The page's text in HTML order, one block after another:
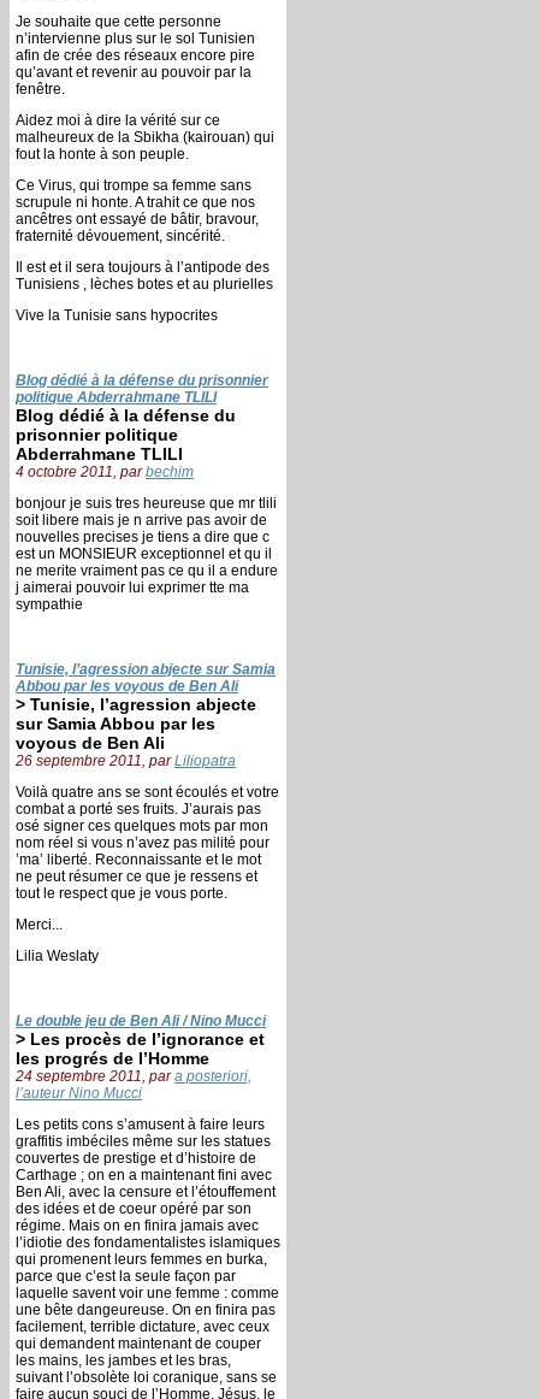
Je souhaite que cette personne
n’intervienne plus sur le sol Tunisien
afin de crée des réseaux encore pire
qu’avant et revenir au pouvoir par la
fenêtre.
Aidez moi à dire la vérité sur ce
malheureux de la Sbikha (kairouan) qui
fout la honte à son peuple.
Ce Virus, qui trompe sa femme sans
scrupule ni honte. A trahit ce que nos
ancêtres ont essayé de bâtir, bravour,
fraternité dévouement, sincérité.
Il est et il sera toujours à l’antipode des
Tunisiens , lèches botes et au plurielles
Vive la Tunisie sans hypocrites
Blog dédié à la défense du prisonnier
politique Abderrahmane TLILI
Blog dédié à la défense du
prisonnier politique
Abderrahmane TLILI
4 octobre 2011, parbechim
bonjour je suis tres heureuse que mr tlili
soit libere mais je n arrive pas avoir de
nouvelles precises je tiens a dire que c
est un MONSIEUR exceptionnel et qu il
ne merite vraiment pas ce qu il a endure
j aimerai pouvoir lui exprimer tte ma
sympathie
Tunisie, l’agression abjecte sur Samia
Abbou par les voyous de Ben Ali
> Tunisie, l’agression abjecte
sur Samia Abbou par les
voyous de Ben Ali
26 septembre 2011, parLiliopatra
Voilà quatre ans se sont écoulés et votre
combat a porté ses fruits. J’aurais pas
osé signer ces quelques mots par mon
nom réel si vous n’avez pas milité pour
’ma’ liberté. Reconnaissante et le mot
ne peut résumer ce que je ressens et
tout le respect que je vous porte.
Merci...
Lilia Weslaty
Le double jeu de Ben Ali / Nino Mucci
> Les procès de l’ignorance et
les progrés de l’Homme
24 septembre 2011, para posteriori,
l’auteur Nino Mucci
Les petits cons s’amusent à faire leurs
graffitis imbéciles même sur les statues
couvertes de prestige et d’histoire de
Carthage ; on en a maintenant fini avec
Ben Ali, avec la censure et l’étouffement
des idées et de coeur opéré par son
régime. Mais on en finira jamais avec
l’idiotie des fondamentalistes islamiques
qui promenent leurs femmes en burka,
parce que c’est la seule façon par
laquelle savent voir une femme : comme
une bête dangeureuse. On en finira pas
facilement, terrible dictature, avec ceux
qui demandent maintenant de couper
les mains, les jambes et les bras,
suivant l’obsolète loi coranique, sans se
faire aucun souci de l’Homme. Jésus, le